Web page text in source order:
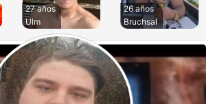
27 años
Ulm
26 años
Bruchsal